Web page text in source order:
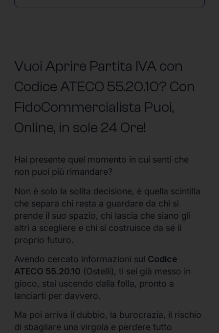
Vuoi Aprire Partita IVA con
Codice ATECO 55.20.10? Con
FidoCommercialista Puoi,
Online, in sole 24 Ore!
Hai presente quel momento in cui senti che
non puoi più rimandare?
Non è solo la solita decisione, è quella scintilla
che separa chi resta a guardare da chi si
prende il suo spazio, chi lascia che siano gli
altri a scegliere e chi si costruisce da sé il
proprio futuro.
Avendo cercato informazioni sul Codice
ATECO 55.20.10 (Ostelli), ti sei già messo in
gioco, stai uscendo dalla folla, pronto a
lanciarti per davvero.
Ma poi arriva il dubbio, la burocrazia, il rischio
di sbagliare una virgola e perdere tutto